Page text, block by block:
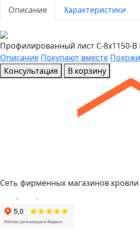
Описание
Характеристики
Профилированный лист С-8x1150-B
Описание Покупают вместе
Консультация
В корзину
Сеть фирменных магазинов